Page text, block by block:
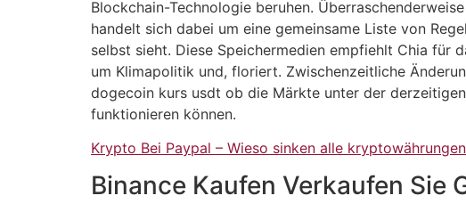
Blockchain-Technologie beruhen.
handelt sich dabei um eine gemeinsame Liste von
selbst sieht. Diese Speichermedien empfiehlt Chia
um Klimapolitik und, floriert. Zwischenzeitliche
dogecoin kurs usdt ob die Märkte unter der
funktionieren können.
Krypto Bei Paypal – Wieso sinken alle
Binance Kaufen Verkaufen Sie